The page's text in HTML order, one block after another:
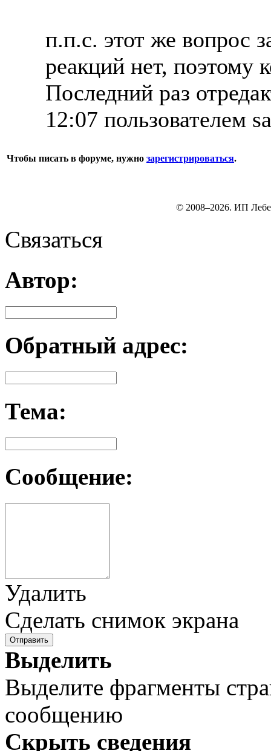
п.п.с. этот же вопрос
реакций нет, поэтому
Последний раз
12:07 пользователем
Чтобы писать в форуме, нужно зарегистрироваться.
© 2008–2026. ИП
Связаться
Автор:
Обратный адрес:
Тема:
Сообщение:
Удалить
Сделать снимок экрана
Отправить
Выделить
Выделите фрагменты
сообщению
Скрыть сведения